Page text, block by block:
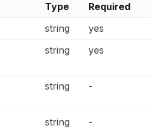
Type
Required
string
yes
string yes
string -
string -